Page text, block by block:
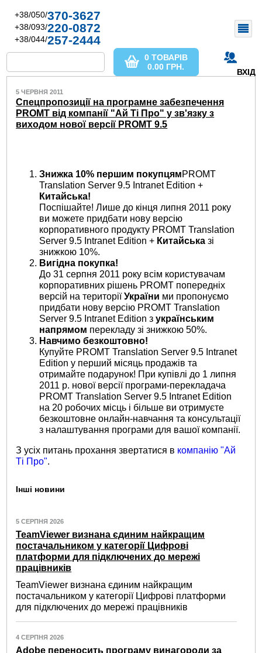
+38/050/370-3627
+38/093/220-0872
+38/044/257-2444
ВХІД
0 ТОВАРІВ
0.00 ГРН.
5 ЧЕРВНЯ 2011
Спецпропозиції на програмне забезпечення
PROMT від компанії "Ай Ті Про" у зв'язку з
виходом нової версії PROMT 9.5
Знижка 10% першим покупцямPROMT
Translation Server 9.5 Intranet Edition +
Китайська!
Поспішайте! Лише до кінця липня 2011 року
ви можете придбати нову версію
корпоративного продукту PROMT Translation
Server 9.5 Intranet Edition + Китайська зі
знижкою 10%.
Вигідна покупка!
До 31 серпня 2011 року всім користувачам
корпоративних рішень PROMT попередніх
версій на територіїУкраїни ми пропонуємо
придбати нову версію PROMT Translation
Server 9.5 Intranet Edition зукраїнським
напрямом перекладу зі знижкою 50%.
Навчимо безкоштовно!
Купуйте PROMT Translation Server 9.5 Intranet
Edition у перший місяць продажів та
отримайте подарунок! При купівлі до 1 липня
2011 р. нової версії програми-перекладача
PROMT Translation Server 9.5 Intranet Edition
на 20 робочих місць і більше ви отримуєте
безкоштовне онлайн-навчання та консультації
з налаштування програми для вашої компанії.
З усіх питань прохання звертатися в компанію "Ай
Ті Про".
Інші новини
5 СЕРПНЯ 2026
TeamViewer визнана єдиним найкращим
постачальником у категорії Цифрові
платформи для підключених до мережі
працівників
TeamViewer визнана єдиним найкращим
постачальником у категорії Цифрові платформи
для підключених до мережі працівників
4 СЕРПНЯ 2026
Adobe переносить програму винагороди за